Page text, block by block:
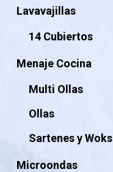
Lavavajillas
14 Cubiertos
Menaje Cocina
Multi Ollas
Ollas
Sartenes y Woks
Microondas